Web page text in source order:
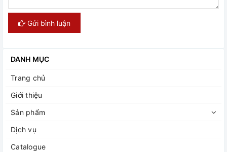
Gửi bình luận
DANH MỤC
Trang chủ
Giới thiệu
Sản phẩm
Dịch vụ
Catalogue